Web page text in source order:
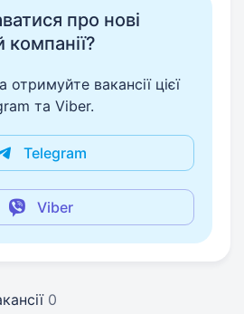
про нові
компанії?
отримуйте вакансії цієї
та Viber.
Telegram
Viber
0